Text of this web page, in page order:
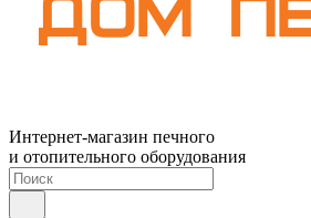
Интернет-магазин печного
и отопительного оборудования